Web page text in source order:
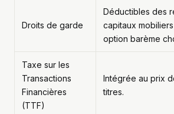
Droits de garde
Déductibles des
capitaux
option barème
Taxe sur les
Transactions
Financières
(TTF)
Intégrée au prix
titres.